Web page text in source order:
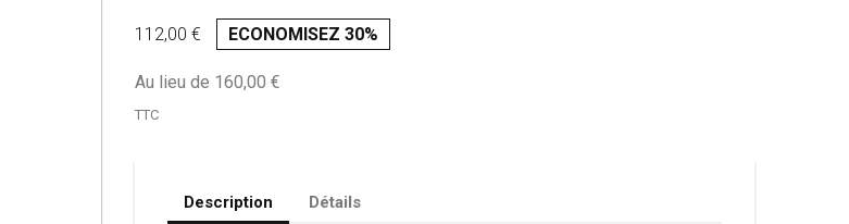
112,00 € ECONOMISEZ 30%
Au lieu de 160,00 €
TTC
Description Détails